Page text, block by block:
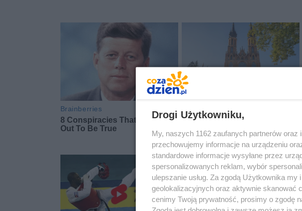
Drogi Użytkowniku,
My, naszych 1162 zaufanych partnerów
przechowujemy informacje na urządzeniu
standardowe informacje wysyłane przez
spersonalizowanych reklam, wybór
ulepszanie usług. Za zgodą Użytkownika
geolokalizacyjnych oraz aktywnie skanować
cenimy Twoją prywatność, prosimy o zgodę